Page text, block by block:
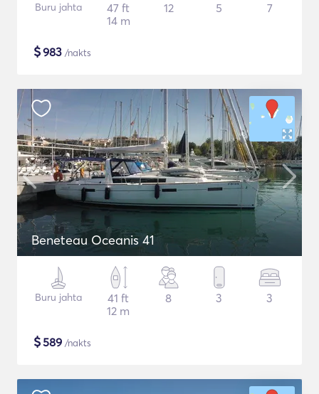
Buru jahta
47 ft
14 m
12 5 7
$983 /nakts
Beneteau Oceanis 41
Buru jahta
41 ft
12 m
8 3 3
$589 /nakts